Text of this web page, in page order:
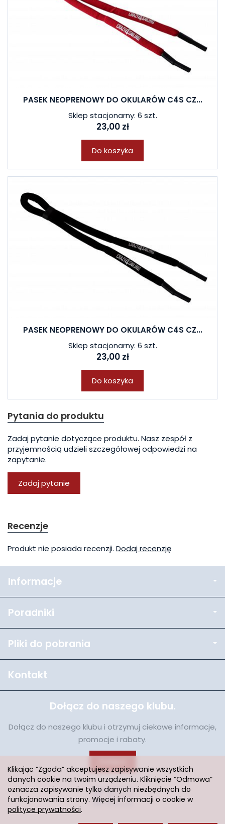
PASEK NEOPRENOWY DO OKULARÓW C4S CZ...
Sklep stacjonarny: 6 szt.
23,00 zł
Do koszyka
PASEK NEOPRENOWY DO OKULARÓW C4S CZ...
Sklep stacjonarny: 6 szt.
23,00 zł
Do koszyka
Pytania do produktu
Zadaj pytanie dotyczące produktu. Nasz zespół z
przyjemnością udzieli szczegółowej odpowiedzi na
zapytanie.
Zadaj pytanie
Recenzje
Produkt nie posiada recenzji. Dodaj recenzję
Informacje
Poradniki
Pliki do pobrania
Kontakt
Dołącz do naszego klubu.
Dołącz do naszego klubu i otrzymuj ciekawe informacje,
promocje i rabaty.
Klikając “Zgoda” akceptujesz zapisywanie wszystkich
danych cookie na twoim urządzeniu. Kliknięcie “Odmowa”
oznacza zapisywanie tylko danych niezbędnych do
funkcjonowania strony. Więcej informacji o cookie w
polityce prywatności.